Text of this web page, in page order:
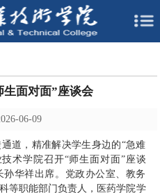
面对面”座谈会
06-09
道，精准解决学生身边的“急难
术学院召开“师生面对面”座谈
华祥出席。党政办公室、教务
等职能部门负责人，医药学院学